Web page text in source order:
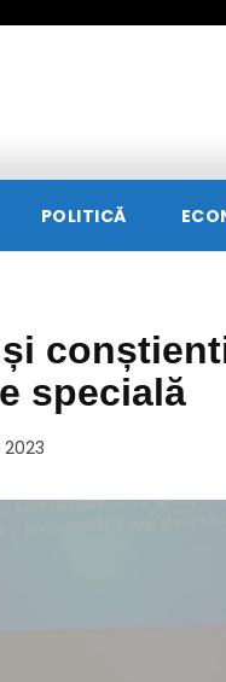
POLITICĂ
specială